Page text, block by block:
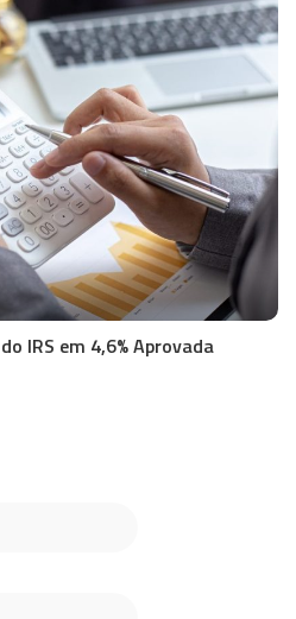
IRS em 4,6% Aprovada